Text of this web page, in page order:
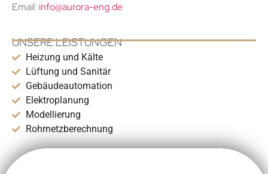
Email: info@aurora-eng.de
UNSERE LEISTUNGEN
Heizung und Kälte
Lüftung und Sanitär
Gebäudeautomation
Elektroplanung
Modellierung
Rohrnetzberechnung